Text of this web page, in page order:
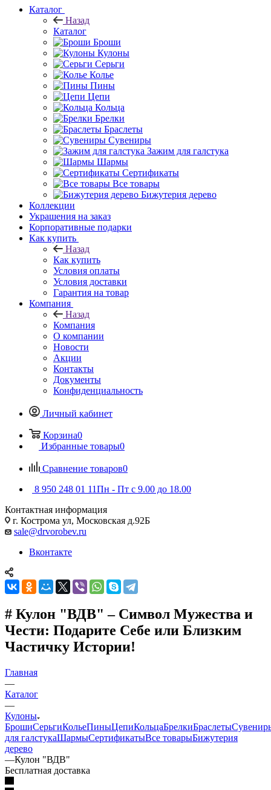
Каталог
Назад
Каталог
Броши
Кулоны
Серьги
Колье
Пины
Цепи
Кольца
Брелки
Браслеты
Сувениры
Зажим для галстука
Шармы
Сертификаты
Все товары
Бижутерия дерево
Коллекции
Украшения на заказ
Корпоративные подарки
Как купить
Назад
Как купить
Условия оплаты
Условия доставки
Гарантия на товар
Компания
Назад
Компания
О компании
Новости
Акции
Контакты
Документы
Конфиденциальность
Личный кабинет
Корзина0
Избранные товары0
Сравнение товаров0
8 950 248 01 11Пн - Пт с 9.00 до 18.00
Контактная информация
г. Кострома ул, Московская д.92Б
sale@drvorobev.ru
Вконтакте
# Кулон "ВДВ" – Символ Мужества и
Чести: Подарите Себе или Близким
Частичку Истории!
Главная
—
Каталог
—
Кулоны
БрошиСерьгиКольеПиныЦепиКольцаБрелкиБраслеты
для галстукаШармыСертификатыВсе товарыБижутерия
дерево
—Кулон "ВДВ"
Бесплатная доставка